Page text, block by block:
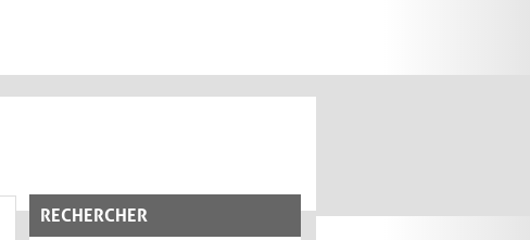
RECHERCHER